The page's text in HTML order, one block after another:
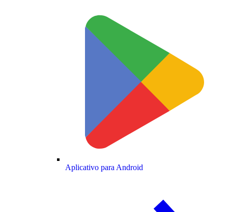
Aplicativo para Android